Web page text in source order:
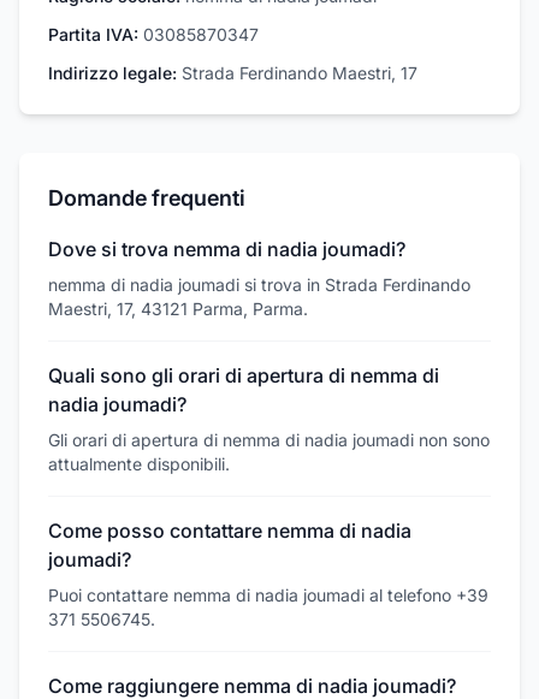
Partita IVA: 03085870347
Indirizzo legale: Strada Ferdinando Maestri, 17
Domande frequenti
Dove si trova nemma di nadia joumadi?
nemma di nadia joumadi si trova in Strada Ferdinando
Maestri, 17, 43121 Parma, Parma.
Quali sono gli orari di apertura di nemma di
nadia joumadi?
Gli orari di apertura di nemma di nadia joumadi non sono
attualmente disponibili.
Come posso contattare nemma di nadia
joumadi?
Puoi contattare nemma di nadia joumadi al telefono +39
371 5506745.
Come raggiungere nemma di nadia joumadi?